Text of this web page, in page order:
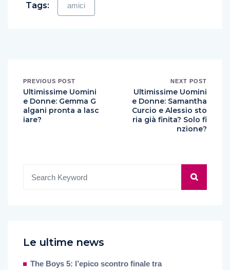
Tags: amici
PREVIOUS POST
Ultimissime Uomini
e Donne: Gemma G
algani pronta a lasc
iare?
NEXT POST
Ultimissime Uomini
e Donne: Samantha
Curcio e Alessio sto
ria già finita? Solo fi
nzione?
Le ultime news
The Boys 5: l’epico scontro finale tra